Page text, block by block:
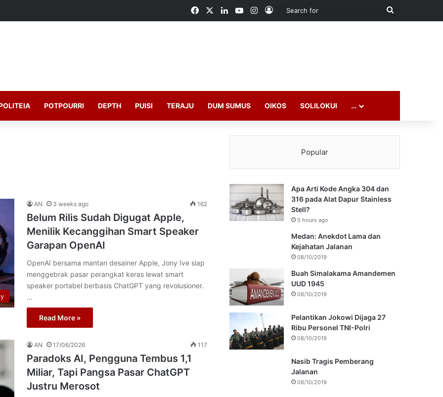
FacebookLinkedInYouTubeInstagram
Log In
Search
POTPOURRI DEPTH PUISI TERAJU DUM SUMUS OIKOS SOLILOKUI …
AN 3 weeks ago 162
Belum Rilis Sudah Digugat Apple,
Menilik Kecanggihan Smart Speaker
Garapan OpenAI
OpenAI bersama mantan desainer Apple, Jony Ive siap
menggebrak pasar perangkat keras lewat smart
speaker portabel berbasis ChatGPT yang revolusioner.
…
Read More »
AN 17/06/2026 117
Paradoks AI, Pengguna Tembus 1,1
Miliar, Tapi Pangsa Pasar ChatGPT
Justru Merosot
Popular
Apa Arti Kode Angka 304 dan
316 pada Alat Dapur Stainless
Stell?
5 hours ago
Medan: Anekdot Lama dan
Kejahatan Jalanan
08/10/2019
Buah Simalakama Amandemen
UUD 1945
08/10/2019
Pelantikan Jokowi Dijaga 27
Ribu Personel TNI-Polri
08/10/2019
Nasib Tragis Pemberang
Jalanan
08/10/2019